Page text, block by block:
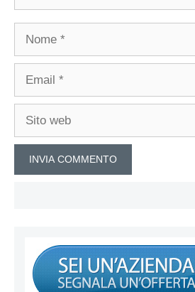
Nome
Email
Sito